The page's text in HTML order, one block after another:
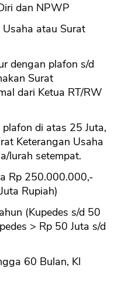
dan NPWP
atau Surat
dengan plafon s/d
Surat
dari Ketua RT/RW
di atas 25 Juta,
Keterangan Usaha
lurah setempat.
Rp 250.000.000,-
Rupiah)
(Kupedes s/d 50
> Rp 50 Juta s/d
60 Bulan, KI